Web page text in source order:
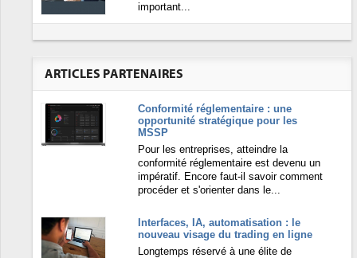
important...
ARTICLES PARTENAIRES
Conformité réglementaire : une
opportunité stratégique pour les
MSSP
Pour les entreprises, atteindre la
conformité réglementaire est devenu un
impératif. Encore faut-il savoir comment
procéder et s'orienter dans le...
Interfaces, IA, automatisation : le
nouveau visage du trading en ligne
Longtemps réservé à une élite de